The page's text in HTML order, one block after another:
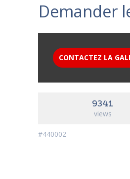
Demander
CONTACTEZ LA
9341
views
#440002